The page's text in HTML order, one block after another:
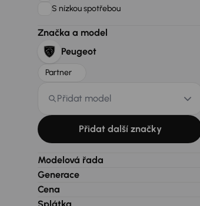
S nízkou spotřebou
Značka a model
Peugeot
Partner
Přidat model
Přidat další značky
Modelová řada
Generace
Cena
Splátka